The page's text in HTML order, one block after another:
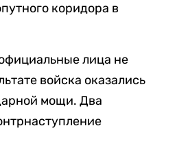
коридора в
лица не
войска оказались
мощи. Два